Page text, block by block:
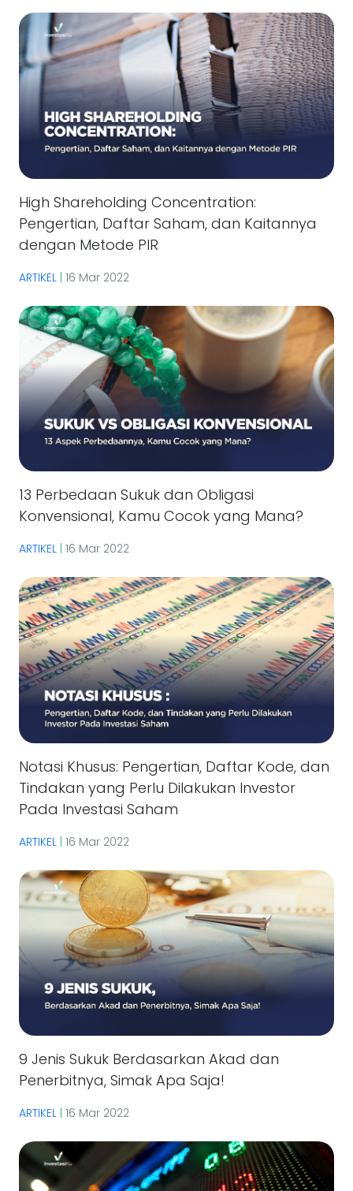
High Shareholding Concentration:
Pengertian, Daftar Saham, dan Kaitannya
dengan Metode PIR
ARTIKEL | 16 Mar 2022
13 Perbedaan Sukuk dan Obligasi
Konvensional, Kamu Cocok yang Mana?
ARTIKEL 16 Mar 2022
Notasi Khusus: Pengertian, Daftar Kode, dan
Tindakan yang Perlu Dilakukan Investor
Pada Investasi Saham
ARTIKEL | 16 Mar 2022
9 Jenis Sukuk Berdasarkan Akad dan
Penerbitnya, Simak Apa Saja!
ARTIKEL 16 Mar 2022